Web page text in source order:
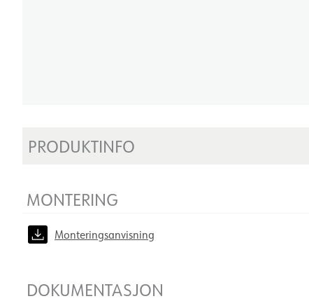
PRODUKTINFO
MONTERING
Monteringsanvisning
DOKUMENTASJON